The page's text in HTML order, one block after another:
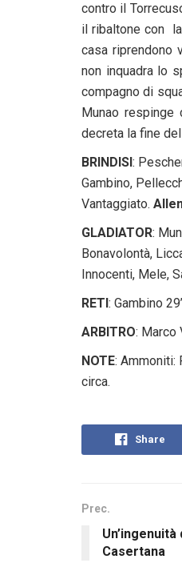
contro il
il ribaltone con
casa riprendono
non inquadra lo
compagno di
Munao
decreta la fine
BRINDISI :
Gambino,
Vantaggiato.
GLADIATOR:
Bonavolontà,
Innocenti, Mele,
RETI : Gambino
ARBITRO: Marco
NOTE: Ammoniti:
circa.
Share
Prec.
Casertana